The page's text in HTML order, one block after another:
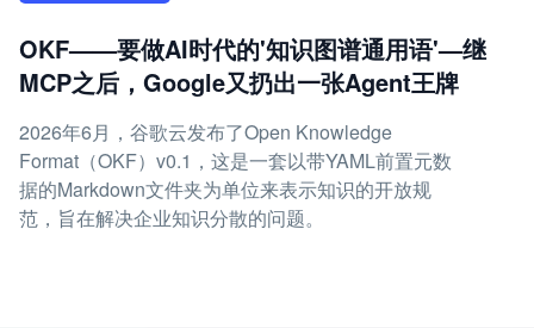
OKF——要做AI时代的'知识图谱通用语'—继
MCP之后，Google又扔出一张Agent王牌
2026年6月，谷歌云发布了Open Knowledge
Format（OKF）v0.1，这是一套以带YAML前置元数
据的Markdown文件夹为单位来表示知识的开放规
范，旨在解决企业知识分散的问题。